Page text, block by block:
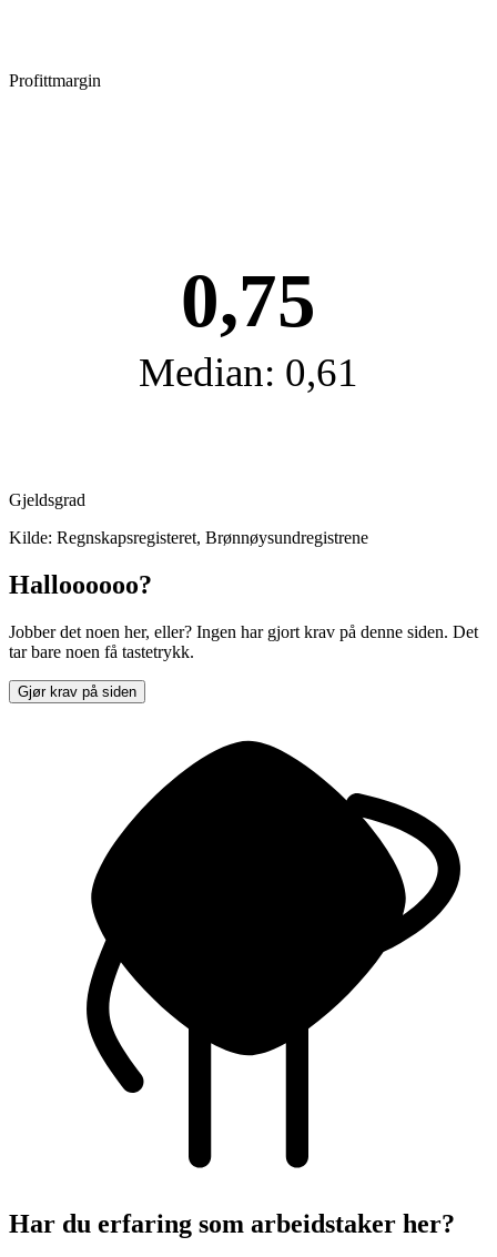
Profittmargin
0,75
Median: 0,61
Gjeldsgrad
Kilde: Regnskapsregisteret, Brønnøysundregistrene
Halloooooo?
Jobber det noen her, eller? Ingen har gjort krav på denne siden. Det
tar bare noen få tastetrykk.
Gjør krav på siden
Har du erfaring som arbeidstaker her?